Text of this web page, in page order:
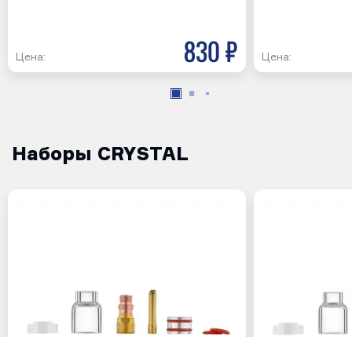
Цена: 830 р Цена:
Наборы CRYSTAL